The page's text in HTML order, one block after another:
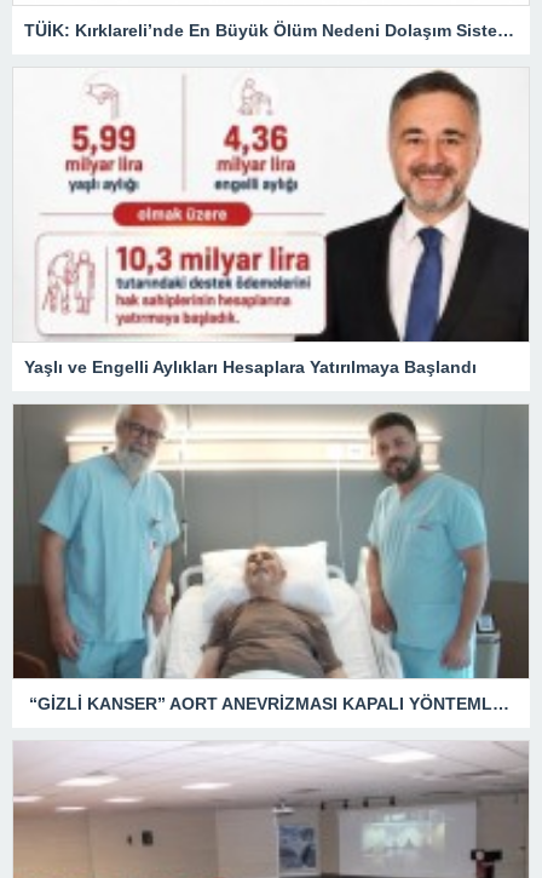
TÜİK: Kırklareli’nde En Büyük Ölüm Nedeni Dolaşım Sistemi Hastalıkları
Yaşlı ve Engelli Aylıkları Hesaplara Yatırılmaya Başlandı
“GİZLİ KANSER” AORT ANEVRİZMASI KAPALI YÖNTEMLE TEDAVİ EDİLDİ